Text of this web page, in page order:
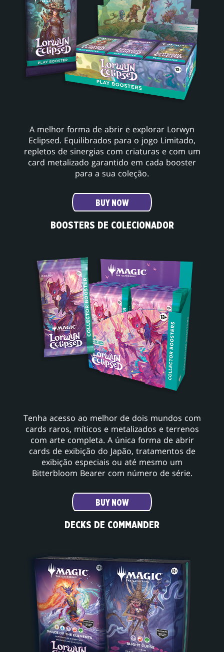
A melhor forma de abrir e explorar Lorwyn
Eclipsed. Equilibrados para o jogo Limitado,
repletos de sinergias com criaturas e com um
card metalizado garantido em cada booster
para a sua coleção.
BUY NOW
BOOSTERS DE COLECIONADOR
Tenha acesso ao melhor de dois mundos com
cards raros, míticos e metalizados e terrenos
com arte completa. A única forma de abrir
cards de exibição do Japão, tratamentos de
exibição especiais ou até mesmo um
Bitterbloom Bearer com número de série.
BUY NOW
DECKS DE COMMANDER